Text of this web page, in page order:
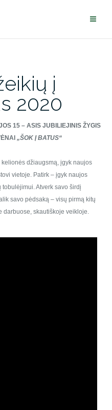
į
2020
15 – ASIS JUBILIEJINIS ŽYGIS
„ŠOK Į BATUS“
džiaugsmą, įgyk naujos
vietoje. Patirk – įgyk naujos
Atverk savo širdį
savo pėdsaką – visų pirmą kitų
darbuose, skautiškoje veikloje.